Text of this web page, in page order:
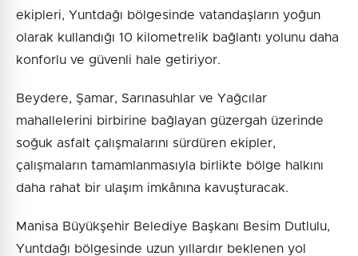
ekipleri, Yuntdağı bölgesinde vatandaşların yoğun
olarak kullandığı 10 kilometrelik bağlantı yolunu daha
konforlu ve güvenli hale getiriyor.
Beydere, Şamar, Sarınasuhlar ve Yağcılar
mahallelerini birbirine bağlayan güzergah üzerinde
soğuk asfalt çalışmalarını sürdüren ekipler,
çalışmaların tamamlanmasıyla birlikte bölge halkını
daha rahat bir ulaşım imkânına kavuşturacak.
Manisa Büyükşehir Belediye Başkanı Besim Dutlulu,
Yuntdağı bölgesinde uzun yıllardır beklenen yol